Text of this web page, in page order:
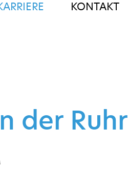
KONTAKT
der Ruhr